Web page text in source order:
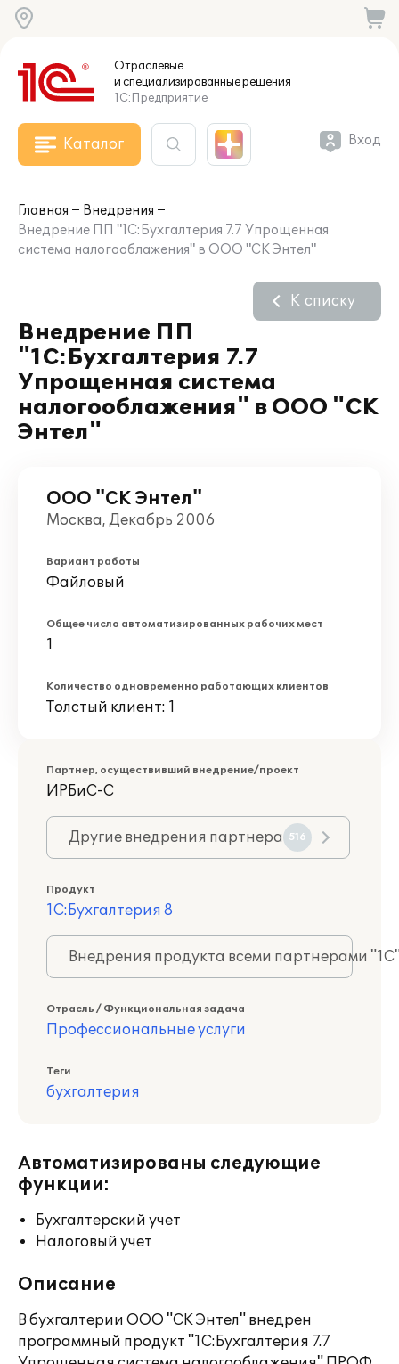
Отраслевые
и специализированныерешения
1С:Предприятие
Каталог Вход
Главная
Внедрения
Внедрение ПП "1С:Бухгалтерия 7.7 Упрощенная
система налогооблажения" в ООО "СК Энтел"
Внедрение ПП
"1С:Бухгалтерия 7.7
Упрощенная система
налогооблажения" в ООО "СК
Энтел"
К списку
ООО "СК Энтел"
Москва, Декабрь 2006
Вариант работы
Файловый
Общее число автоматизированных рабочих мест
1
Количество одновременно работающих клиентов
Толстый клиент: 1
Партнер, осуществивший внедрение/проект
ИРБиС-С
Другие внедрения партнера 516
Продукт
1С:Бухгалтерия 8
Внедрения продукта всеми партнерами
Отрасль / Функциональная задача
Профессиональные услуги
Теги
бухгалтерия
Автоматизированы следующие
функции:
Бухгалтерский учет
Налоговый учет
Описание
В бухгалтерии ООО "СК Энтел" внедрен
программный продукт "1С:Бухгалтерия 7.7